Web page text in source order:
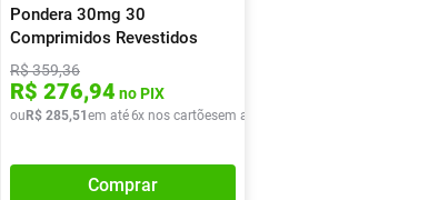
6x deR$ 31,01
Pondera 30mg 30
Comprimidos Revestidos
R$359,36
R$ 276,94 no PIX
ou R$ 285,51 em até6x nos cartõesem até
Comprar